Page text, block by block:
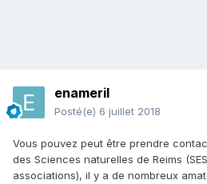
enameril
Posté(e) 6 juillet 2018
Vous pouvez peut être prendre
des Sciences naturelles de Reims
associations), il y a de nombreux